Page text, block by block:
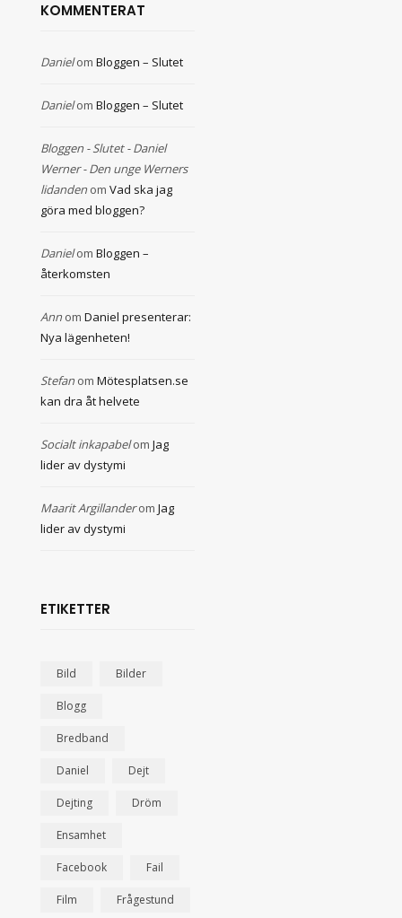
KOMMENTERAT
Danielom Bloggen – Slutet
Danielom Bloggen – Slutet
Bloggen - Slutet - Daniel
Werner - Den unge Werners
lidanden om Vad ska jag
göra med bloggen?
Danielom Bloggen –
återkomsten
Ann om Daniel presenterar:
Nya lägenheten!
Stefan om Mötesplatsen.se
kan dra åt helvete
Socialt inkapabelom Jag
lider av dystymi
Maarit Argillanderom Jag
lider av dystymi
ETIKETTER
Bild Bilder
Blogg
Bredband
Daniel Dejt
Dejting Dröm
Ensamhet
Facebook Fail
Film Frågestund